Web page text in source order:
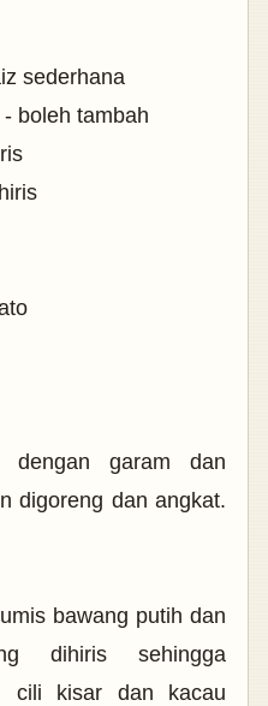
sederhana
boleh tambah
dengan garam dan
digoreng dan angkat.
bawang putih dan
dihiris sehingga
cili kisar dan kacau